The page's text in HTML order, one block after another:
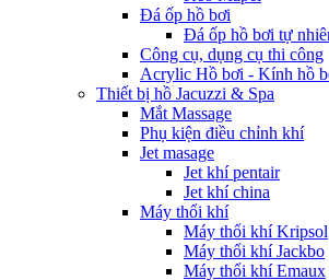
Đá ốp hồ bơi
Đá ốp hồ bơi tự
Công cụ, dụng cụ thi công
Acrylic Hồ bơi - Kính hồ
Thiết bị hồ Jacuzzi & Spa
Mắt Massage
Phụ kiện điều chỉnh khí
Jet masage
Jet khí pentair
Jet khí china
Máy thổi khí
Máy thổi khí Kripsol
Máy thổi khí Jackbo
Máy thổi khí Emaux